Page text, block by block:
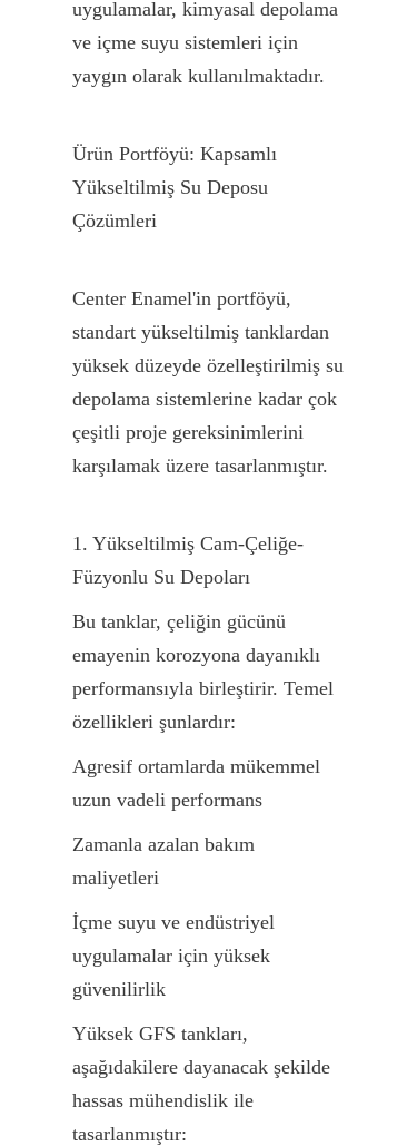
uygulamalar, kimyasal depolama
ve içme suyu sistemleri için
yaygın olarak kullanılmaktadır.
Ürün Portföyü: Kapsamlı
Yükseltilmiş Su Deposu
Çözümleri
Center Enamel'in portföyü,
standart yükseltilmiş tanklardan
yüksek düzeyde özelleştirilmiş su
depolama sistemlerine kadar çok
çeşitli proje gereksinimlerini
karşılamak üzere tasarlanmıştır.
1. Yükseltilmiş Cam-Çeliğe-
Füzyonlu Su Depoları
Bu tanklar, çeliğin gücünü
emayenin korozyona dayanıklı
performansıyla birleştirir. Temel
özellikleri şunlardır:
Agresif ortamlarda mükemmel
uzun vadeli performans
Zamanla azalan bakım
maliyetleri
İçme suyu ve endüstriyel
uygulamalar için yüksek
güvenilirlik
Yüksek GFS tankları,
aşağıdakilere dayanacak şekilde
hassas mühendislik ile
tasarlanmıştır: